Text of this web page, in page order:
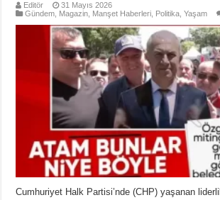
Editör
31 Mayıs 2026
Gündem Magazin Manşet Haberleri Politika ,Yaşam
Cumhuriyet Halk Partisi’nde (CHP) yaşanan